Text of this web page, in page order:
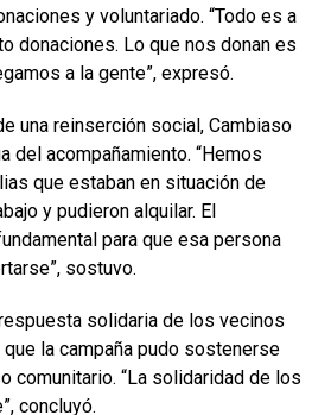
y voluntariado. “Todo es a
donaciones. Lo que nos donan es
a la gente”, expresó.
una reinserción social, Cambiaso
del acompañamiento. “Hemos
que estaban en situación de
y pudieron alquilar. El
para que esa persona
sostuvo.
solidaria de los vecinos
la campaña pudo sostenerse
comunitario. “La solidaridad de los
concluyó.